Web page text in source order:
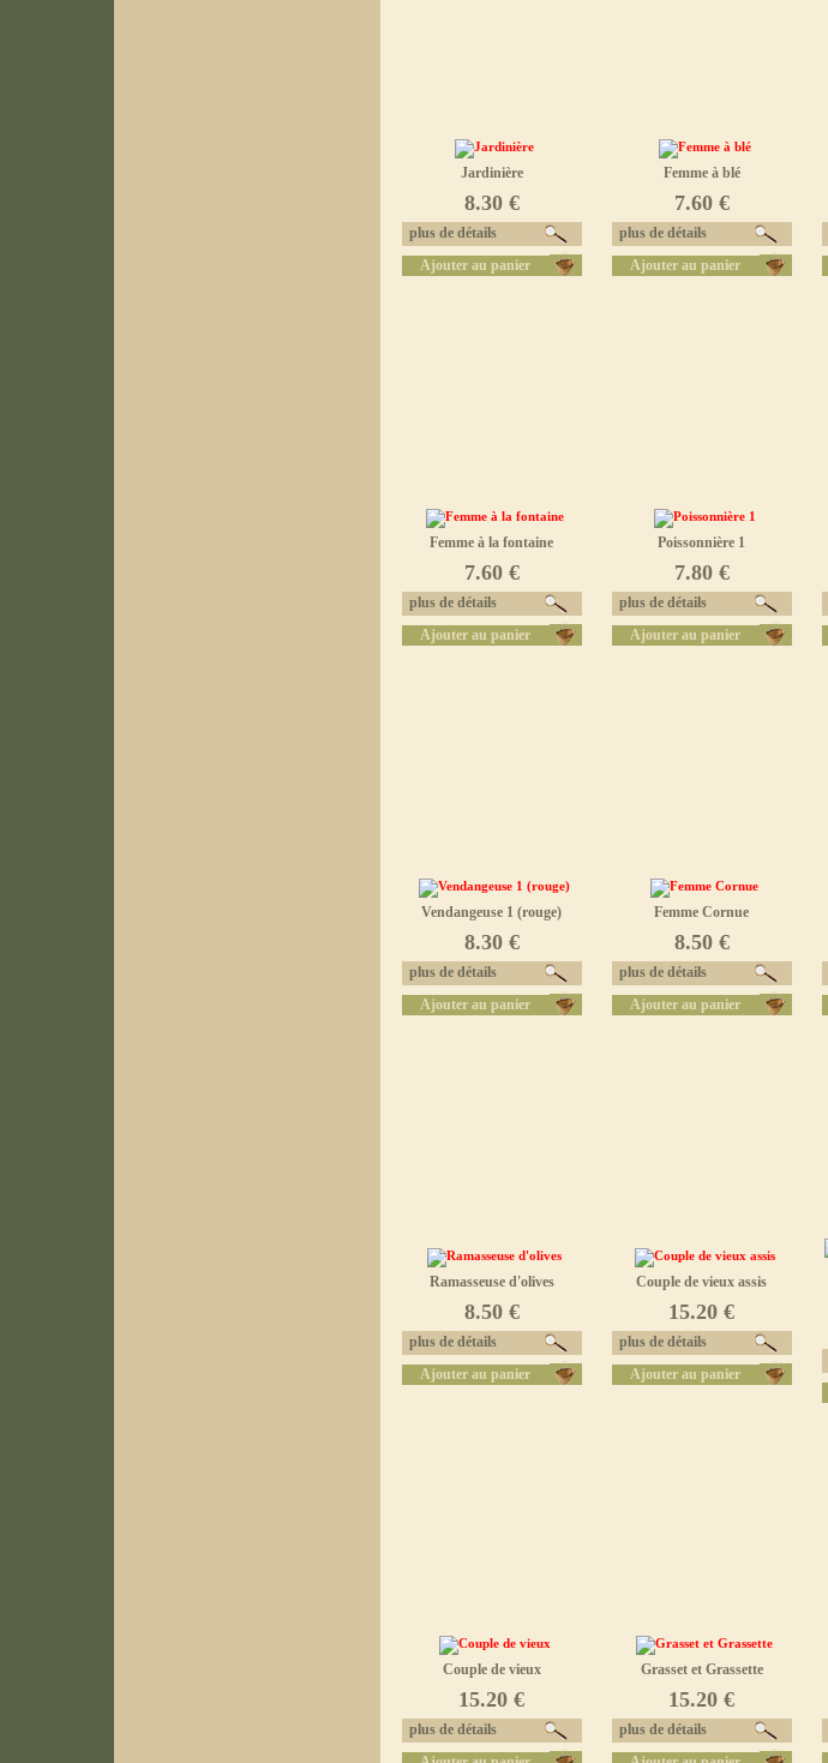
Jardinière
8.30 €
plus de détails
Ajouter au panier
Femme à blé
7.60 €
plus de détails
Ajouter au panier
Femme à la fontaine
7.60 €
plus de détails
Ajouter au panier
Poissonnière 1
7.80 €
plus de détails
Ajouter au panier
Vendangeuse 1 (rouge)
8.30 €
plus de détails
Ajouter au panier
Femme Cornue
8.50 €
plus de détails
Ajouter au panier
Ramasseuse d'olives
8.50 €
plus de détails
Ajouter au panier
Couple de vieux assis
15.20 €
plus de détails
Ajouter au panier
Couple de vieux
15.20 €
plus de détails
Grasset et Grassette
15.20 €
plus de détails